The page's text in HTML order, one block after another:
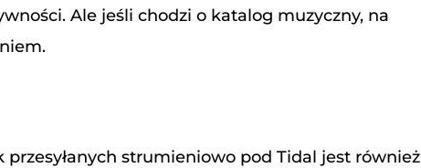
Ale jeśli chodzi o katalog muzyczny, na
przesyłanych strumieniowo pod Tidal jest również